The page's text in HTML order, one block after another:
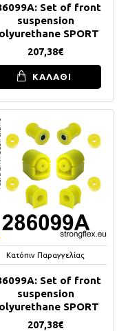
Set of front
suspension
SPORT
207,38€
ΚΑΛΑΘΙ
Κατόπιν Παραγγελίας
Set of front
suspension
SPORT
207,38€